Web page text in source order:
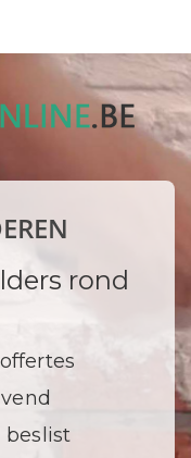
rond
beslist